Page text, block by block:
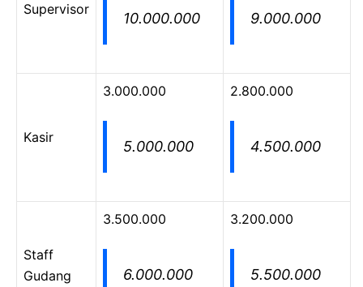
Supervisor
10.000.000 9.000.000
Kasir
3.000.000
5.000.000
2.800.000
4.500.000
Staff
Gudang
3.500.000
6.000.000
3.200.000
5.500.000